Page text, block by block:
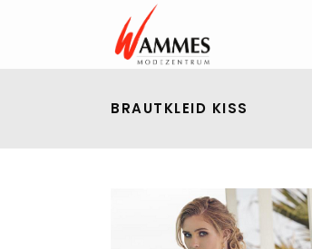
BRAUTKLEID KISS